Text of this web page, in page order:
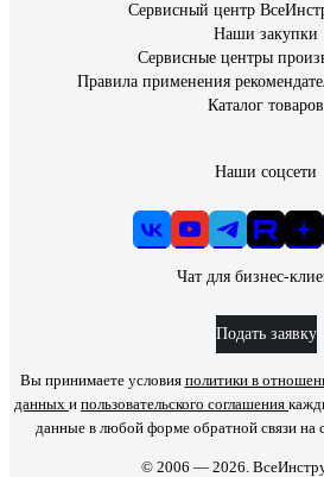
Сервисный центр
Наши закупки
Сервисные центры
Правила применения
Каталог товаров
Наши соцсети
Чат для бизнес-
Подать заявку
Вы принимаете условия политики в
данных и пользовательского соглашения
данные в любой форме обратной связи на
© 2006 — 2026.